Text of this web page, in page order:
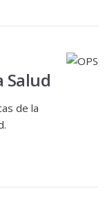
Salud
de la